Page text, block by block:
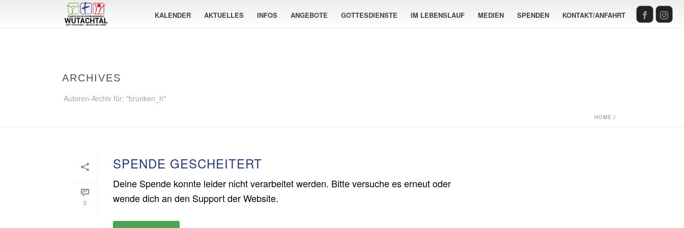
KALENDER AKTUELLES INFOS ANGEBOTE GOTTESDIENSTE IM LEBENSLAUF MEDIEN SPENDEN KONTAKT/ANFAHRT
ARCHIVES
Autoren-Archiv für: "brunken_h"
HOME /
0
SPENDE GESCHEITERT
Deine Spende konnte leider nicht verarbeitet werden. Bitte versuche es erneut oder
wende dich an den Support der Website.